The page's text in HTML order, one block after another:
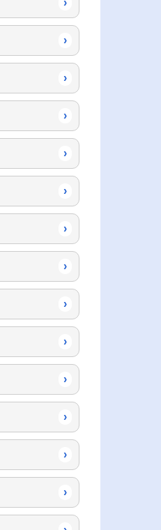
›
›
›
›
›
›
›
›
›
›
›
›
›
›